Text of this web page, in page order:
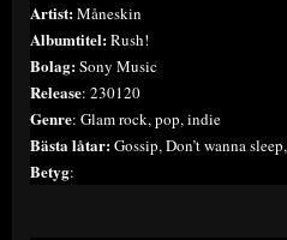
Artist:Måneskin
Albumtitel:Rush!
Bolag:Sony Music
Release: 230120
Genre: Glam rock, pop, indie
Bästa låtar:Gossip, Don’t wanna
Betyg: